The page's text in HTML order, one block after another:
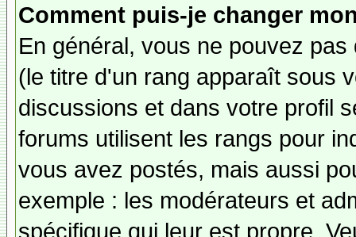
Comment puis-je changer
En général, vous ne pouvez
(le titre d'un rang apparaît sous
discussions et dans votre profil
forums utilisent les rangs pour
vous avez postés, mais aussi
exemple : les modérateurs et
spécifique qui leur est propre.